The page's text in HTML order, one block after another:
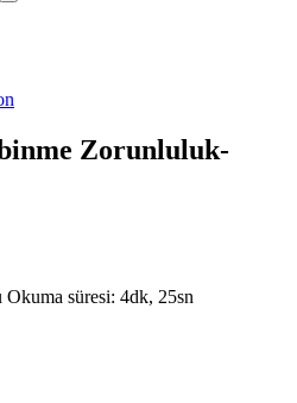
Zorunluluk-
Okuma süresi: 4dk, 25sn